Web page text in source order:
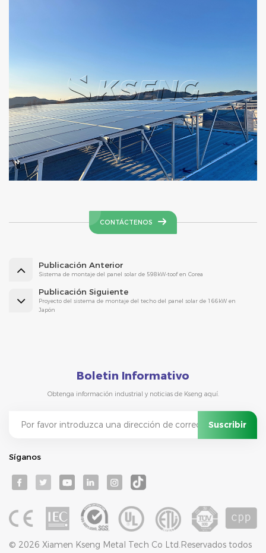
CONTÁCTENOS
Publicación Anterior
Sistema de montaje del panel solar de 598kW-toof en Corea
Publicación Siguiente
Proyecto del sistema de montaje del techo del panel solar de 166kW en
Japón
Boletin Informativo
Obtenga información industrial y noticias de Kseng aquí.
Síganos
© 2026 Xiamen Kseng Metal Tech Co Ltd.Reservados todos